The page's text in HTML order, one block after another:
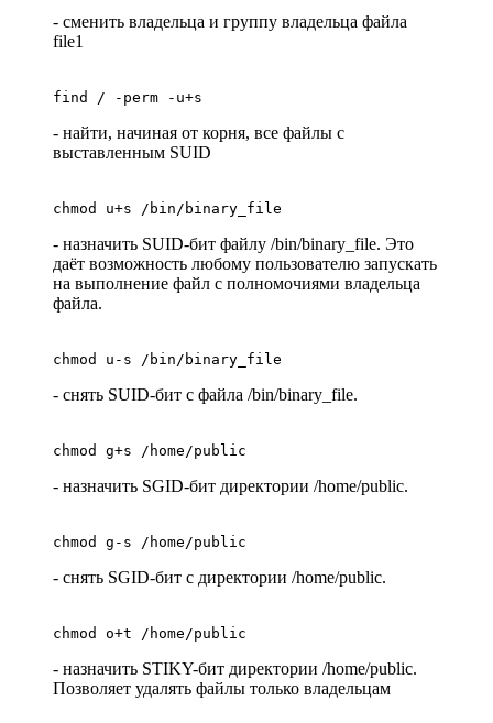
- сменить владельца и группу владельца файла
file1
find / -perm -u+s
- найти, начиная от корня, все файлы с
выставленным SUID
chmod u+s /bin/binary_file
- назначить SUID-бит файлу /bin/binary_file. Это
даёт возможность любому пользователю запускать
на выполнение файл с полномочиями владельца
файла.
chmod u-s /bin/binary_file
- снять SUID-бит с файла /bin/binary_file.
chmod g+s /home/public
- назначить SGID-бит директории /home/public.
chmod g-s /home/public
- снять SGID-бит с директории /home/public.
chmod o+t /home/public
- назначить STIKY-бит директории /home/public.
Позволяет удалять файлы только владельцам